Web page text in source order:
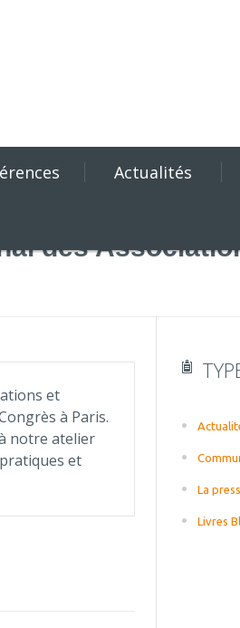
Actualités
des
et
à Paris.
notre atelier
et
La
Livres